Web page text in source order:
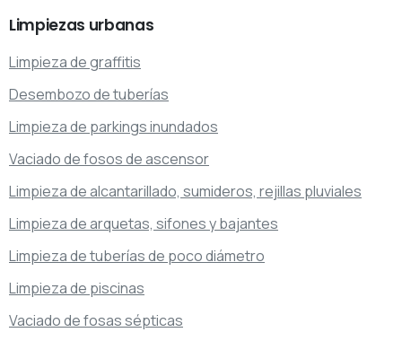
Limpiezas urbanas
Limpieza de graffitis
Desembozo de tuberías
Limpieza de parkings inundados
Vaciado de fosos de ascensor
Limpieza de alcantarillado, sumideros, rejillas pluviales
Limpieza de arquetas, sifones y bajantes
Limpieza de tuberías de poco diámetro
Limpieza de piscinas
Vaciado de fosas sépticas